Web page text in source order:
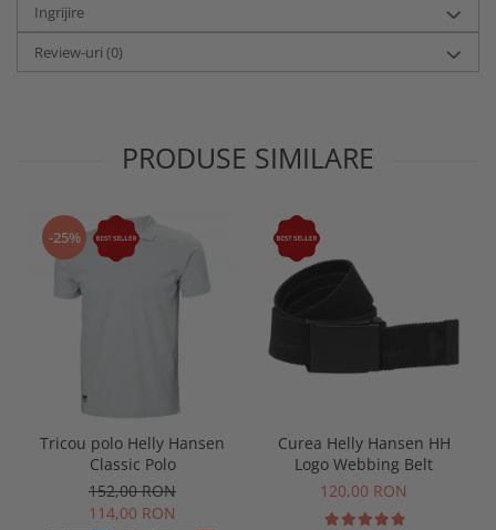
Ingrijire
Review-uri (0)
PRODUSE SIMILARE
-25%
Tricou polo Helly Hansen
Classic Polo
152,00 RON
114,00 RON
Curea Helly Hansen HH
Logo Webbing Belt
120,00 RON